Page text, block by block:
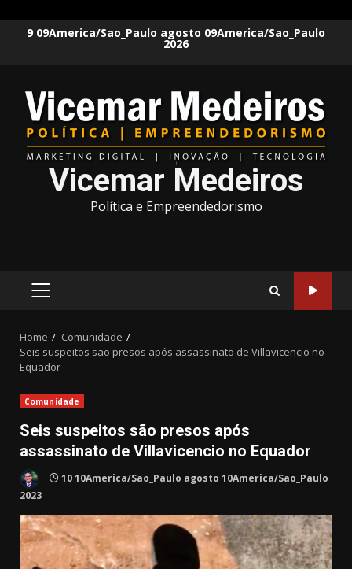
9 09America/Sao_Paulo agosto 09America/Sao_Paulo
2026
Vicemar Medeiros
Política e Empreendedorismo
PRIMARY
Home
Comunidade
Seis suspeitos são presos após assassinato de Villavicencio no
Equador
Comunidade
Seis suspeitos são presos após
assassinato de Villavicencio no Equador
10 10America/Sao_Paulo agosto 10America/Sao_Paulo
2023